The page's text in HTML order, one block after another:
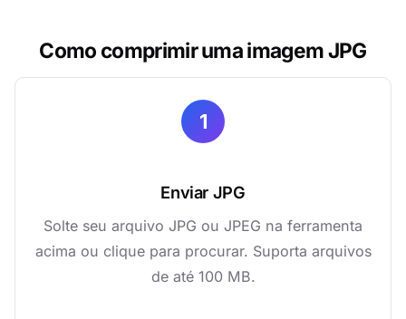
Como comprimir uma imagem JPG
1
Enviar JPG
Solte seu arquivo JPG ou JPEG na ferramenta
acima ou clique para procurar. Suporta arquivos
de até 100 MB.